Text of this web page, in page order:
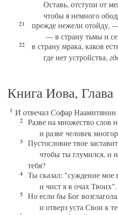
Оставь, отступи от
чтобы я немного
21
прежде нежели отойду,
— в страну тьмы и
22
в страну мрака, каков
где нет устройства,
Книга Иова, Глава
1 И отвечал Софар Наамитянин
2
Разве на множество слов
и разве человек
3
Пустословие твое
чтобы ты глумился, и
тебя?
4
Ты сказал: "суждение мое
и чист я в очах Твоих".
5
Но если бы Бог
и отверз уста Свои к